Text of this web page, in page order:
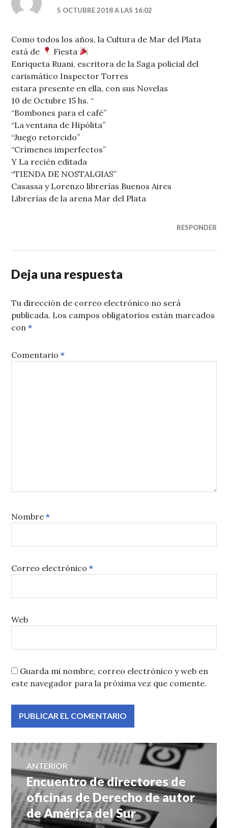
5 OCTUBRE 2018 A LAS 16:02
Como todos los años, la Cultura de Mar del Plata
está de
Fiesta
Enriqueta Ruani, escritora de la Saga policial del
carismático Inspector Torres
estara presente en ella, con sus Novelas
10 de Octubre 15 hs. “
“Bombones para el café”
“La ventana de Hipólita”
“Juego retorcido”
“Crímenes imperfectos”
Y La recién editada
“TIENDA DE NOSTALGIAS”
Casassa y Lorenzo librerías Buenos Aires
Librerías de la arena Mar del Plata
RESPONDER
Deja una respuesta
Tu dirección de correo electrónico no será
publicada. Los campos obligatorios están marcados
con*
Comentario*
Nombre*
Correo electrónico*
Web
Guarda mi nombre, correo electrónico y web en
este navegador para la próxima vez que comente.
Navegación
de
entradas
ANTERIOR
Entrada
anterior:
Encuentro de directores de
oficinas de Derecho de autor
de América del Sur